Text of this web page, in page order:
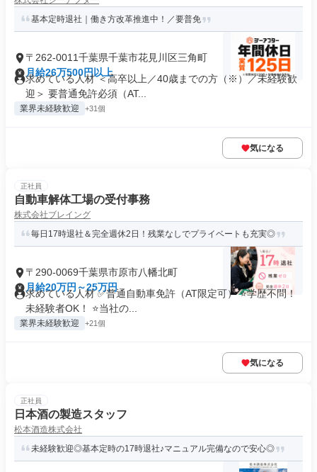
基本定時退社｜働き方改革推進中！／要普免
〒262-0011千葉県千葉市花見川区三角町
月給26万500円以上
求めている人材 ＜高卒以上／40歳までの方（※）／未経験歓
迎＞ 要普通免許必須（AT...
業界未経験歓迎 +31個
気になる
正社員
自動車解体工場の受付事務
株式会社ブレイング
毎日17時退社＆完全週休2日！残業なしでプライベートも充実◎
〒290-0069千葉県市原市八幡北町
月給20万円～25万円
求めている人材 ✅普通自動車免許（AT限定可） ⭐学歴不問！
未経験者OK！ ⭐当社の...
業界未経験歓迎 +21個
気になる
正社員
日本酒の製造スタッフ
松本酒造株式会社
未経験歓迎◎基本定時の17時退社♪マニュアル完備なので安心◎